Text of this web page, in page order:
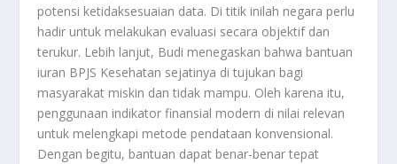
potensi ketidaksesuaian data. Di titik inilah negara perlu
hadir untuk melakukan evaluasi secara objektif dan
terukur. Lebih lanjut, Budi menegaskan bahwa bantuan
iuran BPJS Kesehatan sejatinya di tujukan bagi
masyarakat miskin dan tidak mampu. Oleh karena itu,
penggunaan indikator finansial modern di nilai relevan
untuk melengkapi metode pendataan konvensional.
Dengan begitu, bantuan dapat benar-benar tepat